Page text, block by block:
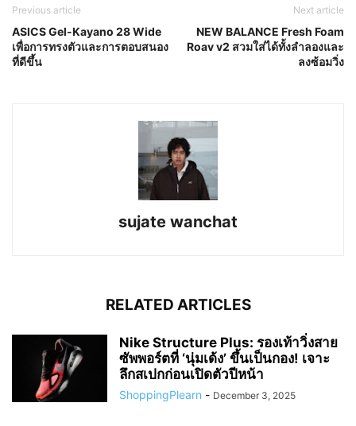
Previous article
ASICS Gel-Kayano 28 Wide
เพื่อการทรงตัวและการตอบสนอง
ที่ดีขึ้น
Next article
NEW BALANCE Fresh Foam
Roav v2 สวมใส่ได้ทั้งลำลองและ
ลงซ้อมวิ่ง
sujate wanchat
RELATED ARTICLES
Nike Structure Plus: รองเท้าวิ่งสาย
ซัพพอร์ตที่ ‘นุ่มเด้ง’ ขึ้นเป็นกอง! เจาะ
ลึกสเปกก่อนเปิดตัวปีหน้า
ShoppingPlearn - December 3, 2025